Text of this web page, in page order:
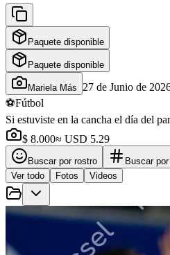
Paquete disponible
Paquete disponible
Mariela Más
27 de Junio de
⚽Fútbol
Si estuviste en la cancha el día del
$ 8.000≈ USD 5.29
Buscar por rostro
Buscar
Ver todo
Fotos Videos